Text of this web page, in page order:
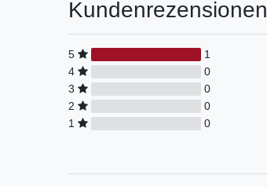
Kundenrezensionen
5
1
4
0
3
0
2
0
1
0